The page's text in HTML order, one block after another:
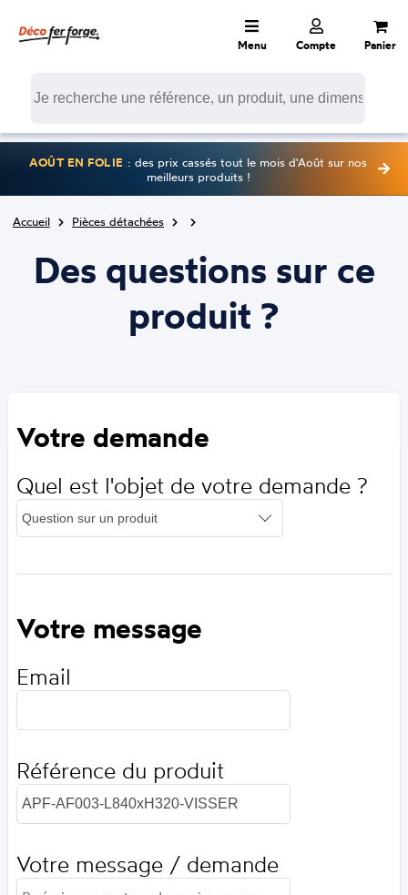
Menu Compte Panier
AOÛT EN FOLIE : des prix cassés tout le mois d'Août sur nos
meilleurs produits !
Accueil Pièces détachées
Des questions sur ce
produit ?
Votre demande
Quel est l'objet de votre demande ?
Votre message
Email
Référence du produit
Votre message / demande